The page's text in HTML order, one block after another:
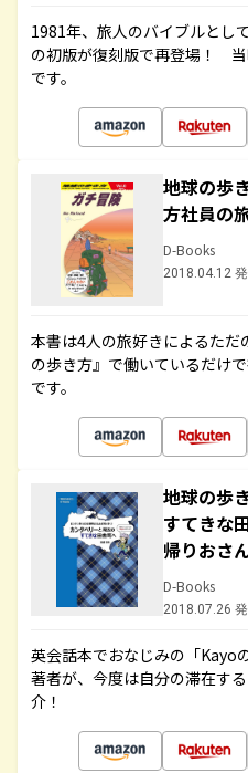
1981年、旅人のバイブルとし
の初版が復刻版で再登場！
です。
地球の歩
方社員の
D-Books
2018.04.12
本書は4人の旅好きによるただ
の歩き方』で働いているだけ
です。
地球の歩
すてきな
帰りおさ
D-Books
2018.07.26
英会話本でおなじみの「Kayo
著者が、今度は自分の滞在す
介！